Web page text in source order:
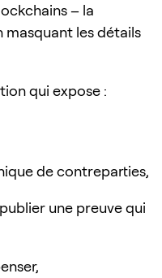
– la
les détails
qui expose :
de contreparties,
une preuve qui